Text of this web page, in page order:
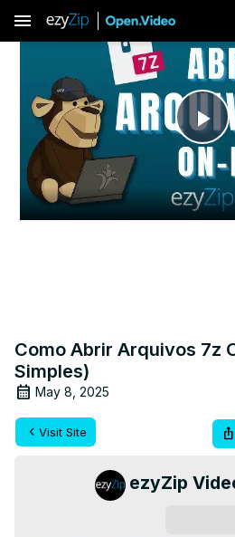
menu
Como Abrir Arquivos 7z
Simples)
May 8, 2025
Visit Site
ezyZip